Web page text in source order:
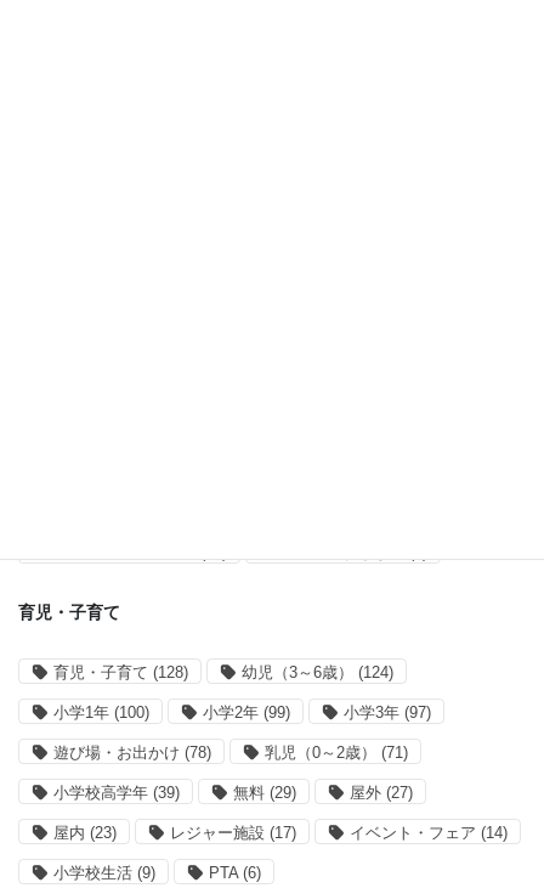
育児・子育て
育児・子育て (128) 幼児（3～6歳） (124)
小学1年 (100) 小学2年 (99) 小学3年 (97)
遊び場・お出かけ (78) 乳児（0～2歳） (71)
小学校高学年 (39) 無料 (29) 屋外 (27)
屋内 (23) レジャー施設 (17) イベント・フェア (14)
小学校生活 (9) PTA(6)